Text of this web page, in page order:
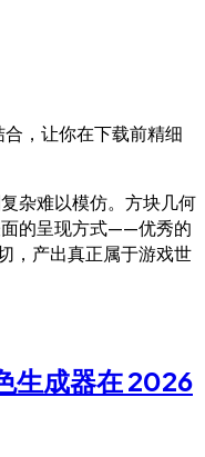
，让你在下载前精细
杂难以模仿。方块几何
的呈现方式——优秀的
，产出真正属于游戏世
生成器在 2026